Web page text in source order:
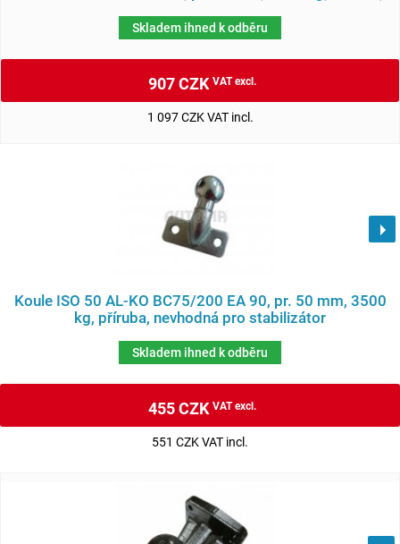
Skladem ihned k odběru
907 CZKVAT excl.
1 097 CZK VAT incl.
Koule ISO 50 AL-KO BC75/200 EA 90, pr. 50 mm, 3500
kg, příruba, nevhodná pro stabilizátor
Skladem ihned k odběru
455 CZKVAT excl.
551 CZK VAT incl.